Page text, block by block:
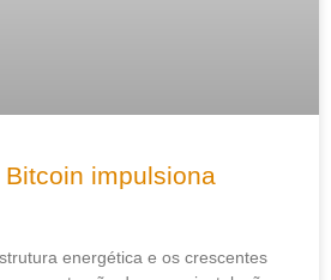
impulsiona
energética e os crescentes